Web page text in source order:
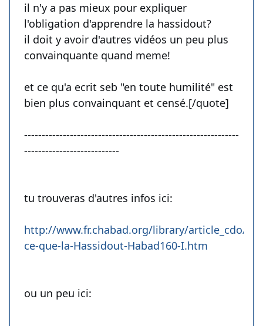
il n'y a pas mieux pour expliquer
l'obligation d'apprendre la hassidout?
il doit y avoir d'autres vidéos un peu plus
convainquante quand meme!
et ce qu'a ecrit seb "en toute humilité" est
bien plus convainquant et censé.[/quote]
-------------------------------------------------------------
---------------------------
tu trouveras d'autres infos ici:
http://www.fr.chabad.org/library/article_cdo/
ce-que-la-Hassidout-Habad160-I.htm
ou un peu ici: